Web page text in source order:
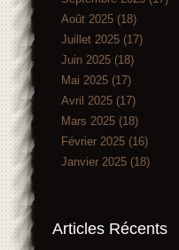
Août 2025 (18)
Juillet 2025 (17)
Juin 2025 (18)
Mai 2025 (17)
Avril 2025 (17)
Mars 2025 (18)
Février 2025 (16)
Janvier 2025 (18)
Articles Récents